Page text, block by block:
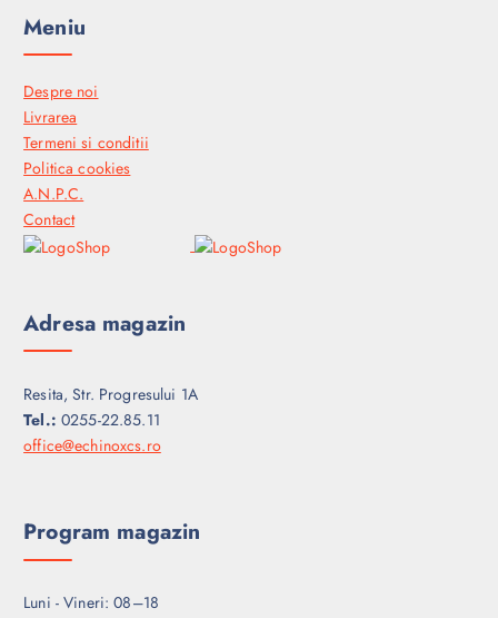
Meniu
Despre noi
Livrarea
Termeni si conditii
Politica cookies
A.N.P.C.
Contact
Adresa magazin
Resita, Str. Progresului 1A
Tel.: 0255-22.85.11
office@echinoxcs.ro
Program magazin
Luni - Vineri: 08–18